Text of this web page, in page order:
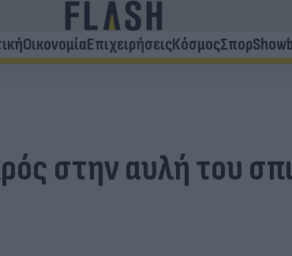
ΟικονομίαΕπιχειρήσειςΚόσμοςΣπορ
στην αυλή του